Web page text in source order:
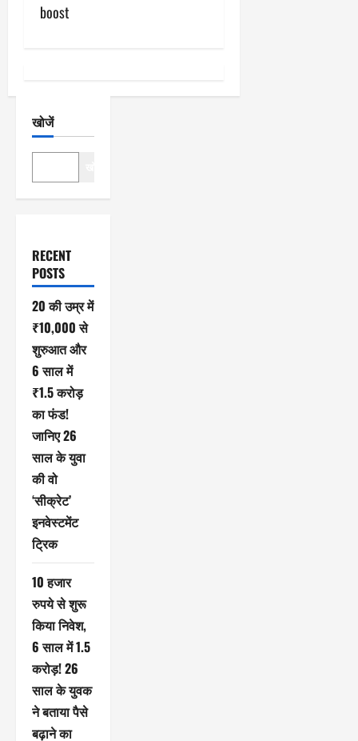
boost
खोजें
RECENT
POSTS
20 की उम्र में
₹10,000 से
शुरुआत और
6 साल में
₹1.5 करोड़
का फंड!
जानिए 26
साल के युवा
की वो
‘सीक्रेट’
इनवेस्टमेंट
ट्रिक
10 हजार
रुपये से शुरू
किया निवेश,
6 साल में 1.5
करोड़! 26
साल के युवक
ने बताया पैसे
बढ़ाने का